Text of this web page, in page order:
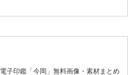
電子印鑑「今岡」無料画像・素材まとめ